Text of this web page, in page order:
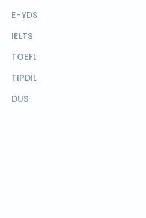
E-YDS
IELTS
TOEFL
TIPDİL
DUS